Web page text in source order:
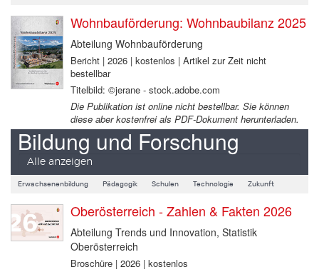
Wohnbauförderung: Wohnbaubilanz 2025
Abteilung Wohnbauförderung
Bericht | 2026 | kostenlos | Artikel zur Zeit nicht
bestellbar
Titelbild: ©jerane - stock.adobe.com
Die Publikation ist online nicht bestellbar. Sie können
diese aber kostenfrei als PDF-Dokument herunterladen.
Bildung und Forschung
Alle anzeigen
Erwachsenenbildung Pädagogik Schulen Technologie Zukunft
Oberösterreich - Zahlen & Fakten 2026
Abteilung Trends und Innovation, Statistik
Oberösterreich
Broschüre | 2026 | kostenlos